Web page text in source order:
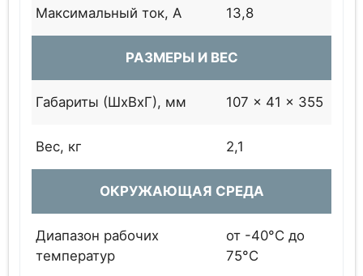
Максимальный ток, А 13,8
РАЗМЕРЫ И ВЕС
Габариты (ШхВхГ), мм 107 x 41 x 355
Вес, кг 2,1
ОКРУЖАЮЩАЯ СРЕДА
Диапазон рабочих
температур
от -40°C до
75°C